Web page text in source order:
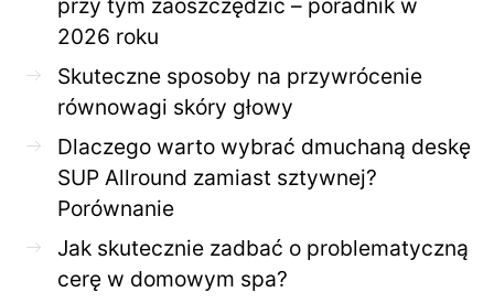
przy tym zaoszczędzić – poradnik w
2026 roku
Skuteczne sposoby na przywrócenie
równowagi skóry głowy
Dlaczego warto wybrać dmuchaną deskę
SUP Allround zamiast sztywnej?
Porównanie
Jak skutecznie zadbać o problematyczną
cerę w domowym spa?